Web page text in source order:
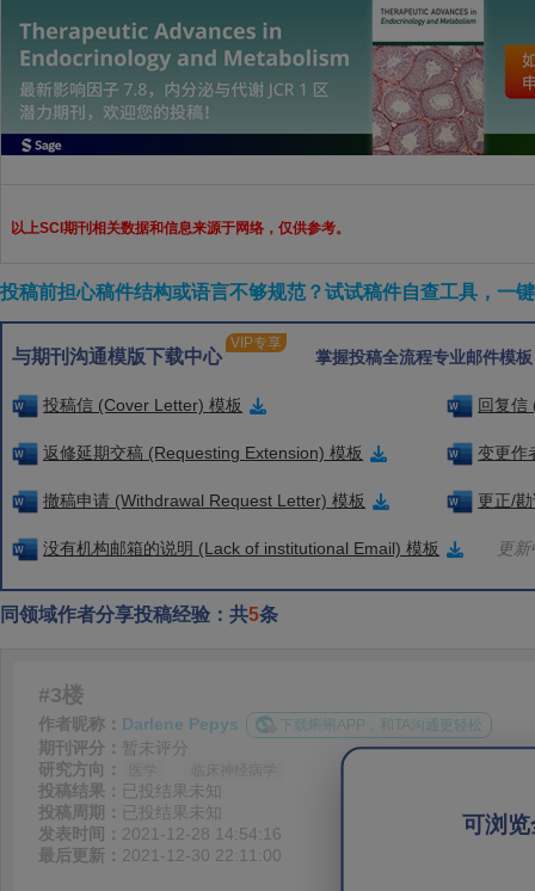
以上SCI期刊相关数据和信息来源于网络，仅供参考。
投稿前担心稿件结构或语言不够规范？试试稿件自查工具，一
与期刊沟通模版下载中心
VIP专享
掌握投稿全流程专业邮件模
投稿信 (Cover Letter) 模板 回复信
返修延期交稿 (Requesting Extension) 模板 变更作
撤稿申请 (Withdrawal Request Letter) 模板 更正/
没有机构邮箱的说明 (Lack of institutional Email) 模板 更
同领域作者分享投稿经验：共5条
可浏
#3楼
作者昵称： Darlene Pepys 下载蝌蝌APP，和TA沟通更轻松
期刊评分： 暂未评分
研究方向：
投稿结果： 已投结果未知
投稿周期： 已投结果未知
发表时间： 2021-12-28 14:54:16
最后更新： 2021-12-30 22:11:00